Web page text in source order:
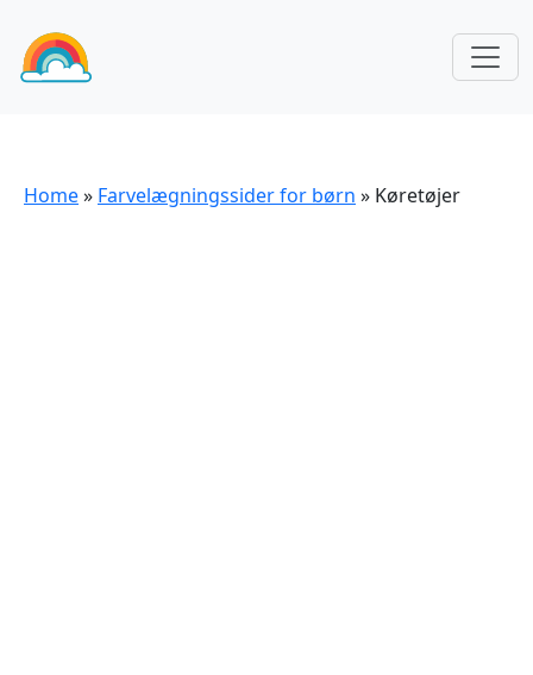
Home» Farvelægningssider for børn » Køretøjer